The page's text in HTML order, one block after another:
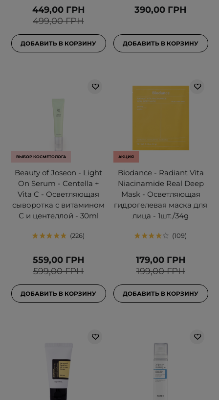
499,00 ГРН
449,00 ГРН
ДОБАВИТЬ В КОРЗИНУ
390,00 ГРН
ДОБАВИТЬ В КОРЗИНУ
ВЫБОР КОСМЕТОЛОГА
Beauty of Joseon - Light
On Serum - Centella +
Vita C - Осветляющая
сыворотка с витамином
С и центеллой - 30ml
226
599,00 ГРН
559,00 ГРН
ДОБАВИТЬ В КОРЗИНУ
АКЦИЯ
Biodance - Radiant Vita
Niacinamide Real Deep
Mask - Осветляющая
гидрогелевая маска для
лица - 1шт./34g
109
199,00 ГРН
179,00 ГРН
ДОБАВИТЬ В КОРЗИНУ